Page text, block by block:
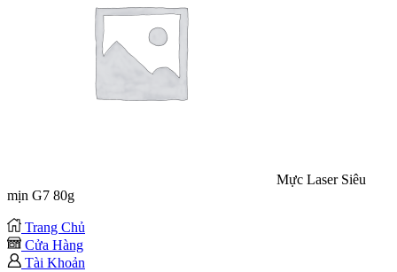
Mực Laser Siêu
mịn G7 80g
Trang Chủ
Cửa Hàng
Tài Khoản